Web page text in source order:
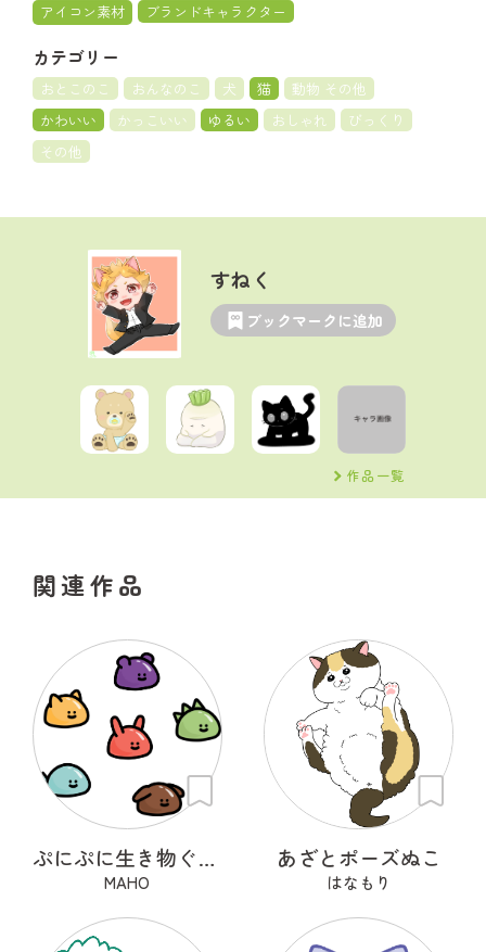
アイコン素材
ブランドキャラクター
カテゴリー
おとこのこ おんなのこ 犬 猫
動物 その他
かわいい
かっこいい ゆるい おしゃれ
びっくり
その他
すねく
ブックマークに追加
作品一覧
関連作品
ぷにぷに生き物ぐみーず
MAHO
あざとポーズぬこ
はなもり